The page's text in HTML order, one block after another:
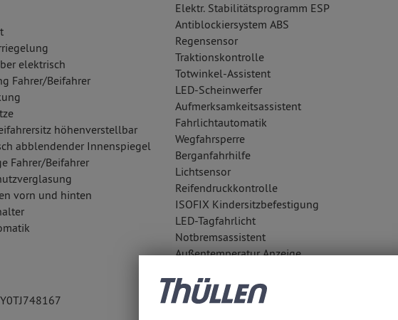
elektrisch
Fahrer/Beifahrer
höhenverstellbar
abblendender Innenspiegel
Fahrer/Beifahrer
vorn und hinten
Elektr. Stabilitätsprogramm ESP
Antiblockiersystem ABS
Regensensor
Traktionskontrolle
Totwinkel-Assistent
LED-Scheinwerfer
Aufmerksamkeitsassistent
Fahrlichtautomatik
Wegfahrsperre
Berganfahrhilfe
Lichtsensor
Reifendruckkontrolle
ISOFIX Kindersitzbefestigung
LED-Tagfahrlicht
Notbremsassistent
Außentemperatur Anzeige